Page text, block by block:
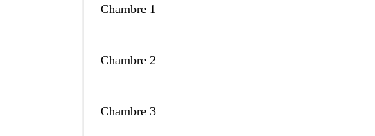
Chambre 1
Chambre 2
Chambre 3